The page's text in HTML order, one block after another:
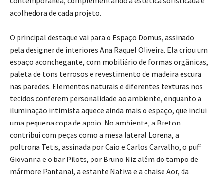
acolhedora de cada projeto.
O principal destaque vai para o Espaço Domus, assinado
pela designer de interiores Ana Raquel Oliveira. Ela criou um
espaço aconchegante, com mobiliário de formas orgânicas,
paleta de tons terrosos e revestimento de madeira escura
nas paredes. Elementos naturais e diferentes texturas nos
tecidos conferem personalidade ao ambiente, enquanto a
iluminação intimista aquece ainda mais o espaço, que inclui
uma pequena copa de apoio. No ambiente, a Breton
contribui com peças como a mesa lateral Lorena, a
poltrona Tetis, assinada por Caio e Carlos Carvalho, o puff
Giovanna e o bar Pilots, por Bruno Niz além do tampo de
mármore Pantanal, a estante Nativa e a chaise Aor, da